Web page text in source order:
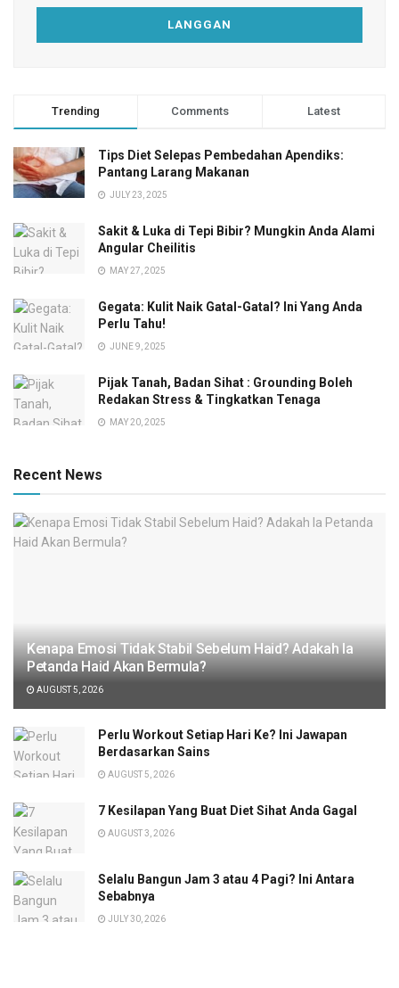
Trending Comments Latest
Tips Diet Selepas Pembedahan Apendiks:
Pantang Larang Makanan
JULY 23, 2025
Sakit & Luka di Tepi Bibir? Mungkin Anda Alami
Angular Cheilitis
MAY 27, 2025
Gegata: Kulit Naik Gatal-Gatal? Ini Yang Anda
Perlu Tahu!
JUNE 9, 2025
Pijak Tanah, Badan Sihat : Grounding Boleh
Redakan Stress & Tingkatkan Tenaga
MAY 20, 2025
Recent News
Kenapa Emosi Tidak Stabil Sebelum Haid? Adakah Ia
Petanda Haid Akan Bermula?
AUGUST 5, 2026
Perlu Workout Setiap Hari Ke? Ini Jawapan
Berdasarkan Sains
AUGUST 5, 2026
7 Kesilapan Yang Buat Diet Sihat Anda Gagal
AUGUST 3, 2026
Selalu Bangun Jam 3 atau 4 Pagi? Ini Antara
Sebabnya
JULY 30, 2026